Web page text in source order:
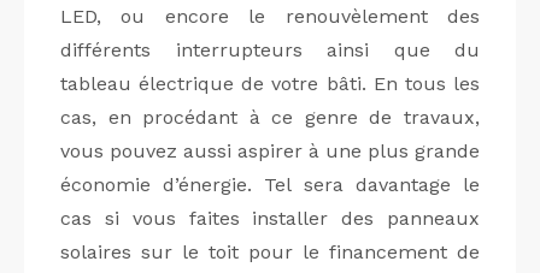
LED, ou encore le renouvèlement des
différents interrupteurs ainsi que du
tableau électrique de votre bâti. En tous les
cas, en procédant à ce genre de travaux,
vous pouvez aussi aspirer à une plus grande
économie d’énergie. Tel sera davantage le
cas si vous faites installer des panneaux
solaires sur le toit pour le financement de